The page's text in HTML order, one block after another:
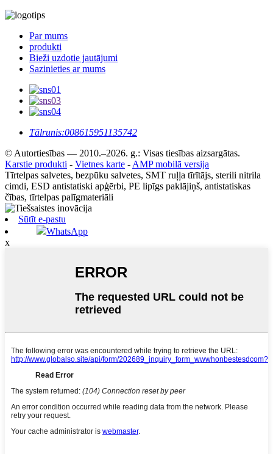
Par mums
produkti
Bieži uzdotie jautājumi
Sazinieties ar mums
Tālrunis:008615951135742
© Autortiesības — 2010.–2026. g.: Visas tiesības aizsargātas.
Karstie produkti - Vietnes karte - AMP mobilā versija
Tīrtelpas salvetes, bezpūku salvetes, SMT ruļļa tīrītājs, sterili nitrila
cimdi, ESD antistatiski apģērbi, PE lipīgs paklājiņš, antistatiskas
čības, tīrtelpas palīgmateriāli
Sūtīt e-pastu
WhatsApp
x